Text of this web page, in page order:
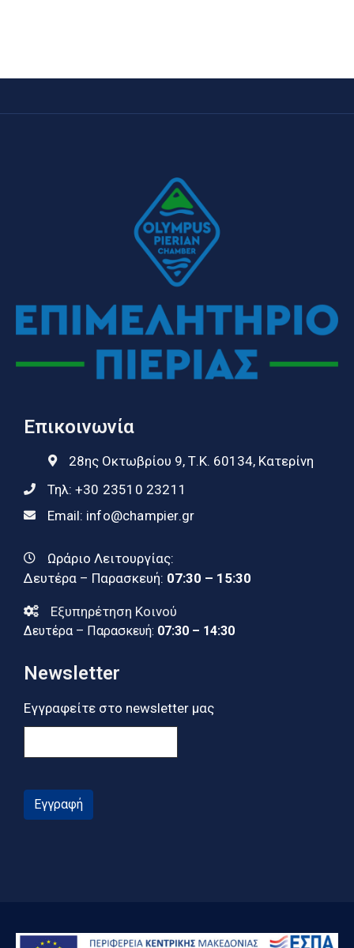
Επικοινωνία
28ης Οκτωβρίου 9, Τ.Κ. 60134, Κατερίνη
Τηλ: +30 23510 23211
Email: info@champier.gr
Ωράριο Λειτουργίας:
Δευτέρα – Παρασκευή: 07:30 – 15:30
Εξυπηρέτηση Κοινού
Δευτέρα – Παρασκευή: 07:30 – 14:30
Newsletter
Εγγραφείτε στο newsletter μας
Εγγραφή